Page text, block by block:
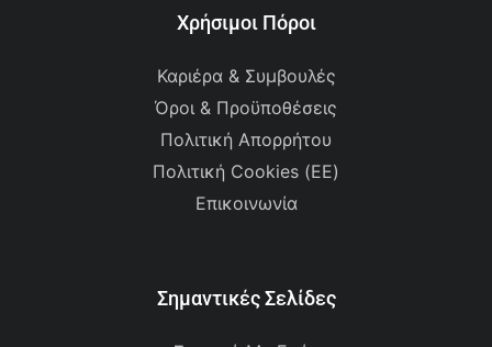
Χρήσιμοι Πόροι
Καριέρα & Συμβουλές
Όροι & Προϋποθέσεις
Πολιτική Απορρήτου
Πολιτική Cookies (ΕΕ)
Επικοινωνία
Σημαντικές Σελίδες